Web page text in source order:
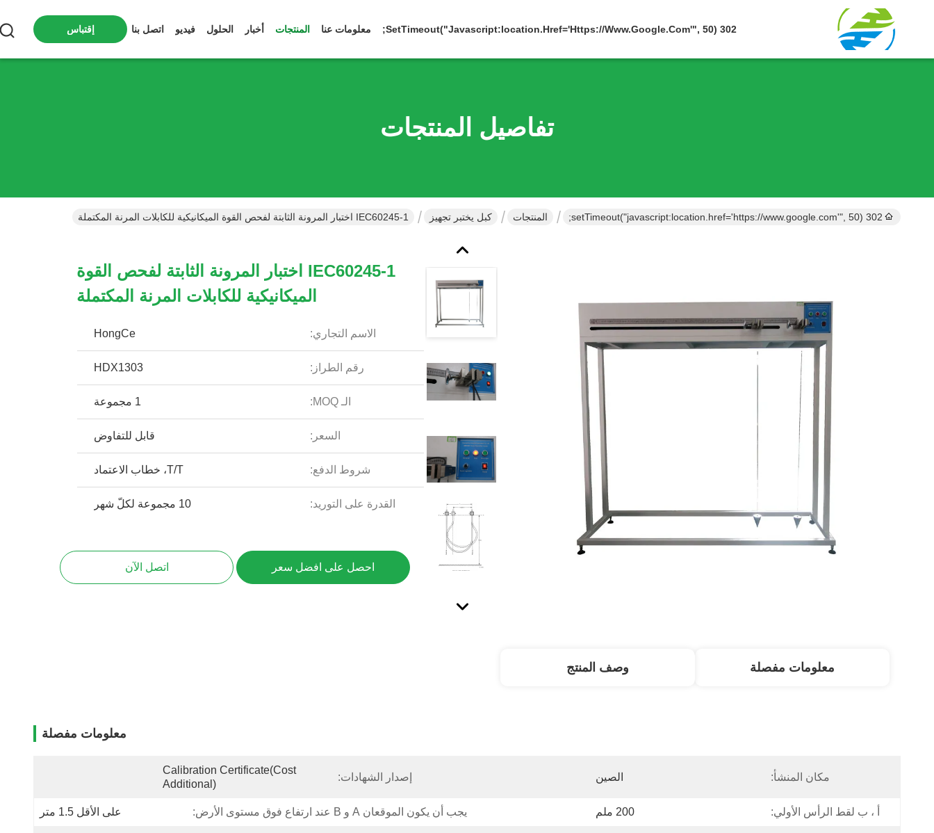
302 SetTimeout("javascript:location.href='https://www.google.com'", 50); معلومات عنا المنتجات أخبار الحلول فيديو اتصل بنا إقتباس
تفاصيل المنتجات
302 setTimeout("javascript:location.href='https://www.google.com'", 50); المنتجات كبل يختبر تجهيز IEC60245-1 اختبار المرونة الثابتة لفحص القوة الميكانيكية للكابلات المرنة المكتملة
IEC60245-1 اختبار المرونة الثابتة لفحص القوة
الميكانيكية للكابلات المرنة المكتملة
الاسم التجاري: HongCe
رقم الطراز: HDX1303
الـ MOQ: 1 مجموعة
السعر: قابل للتفاوض
شروط الدفع: T/T، خطاب الاعتماد
القدرة على التوريد: 10 مجموعة لكلّ شهر
احصل على افضل سعر اتصل الآن
معلومات مفصلة وصف المنتج
معلومات مفصلة
مكان المنشأ: الصين إصدار الشهادات:
Calibration Certificate(cost
Additional)
أ ، ب لقط الرأس الأولي: 200 ملم يجب أن يكون الموقعان A و B عند ارتفاع فوق مستوى الأرض: على الأقل 1.5 متر